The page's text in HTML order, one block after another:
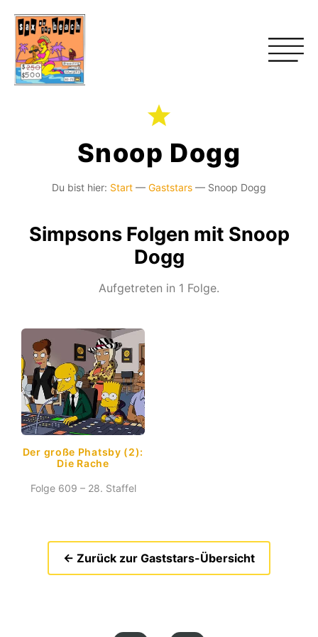
Snoop Dogg
Du bist hier: Start — Gaststars — Snoop Dogg
Simpsons Folgen mit Snoop
Dogg
Aufgetreten in 1 Folge.
Der große Phatsby (2):
Die Rache
Folge 609 – 28. Staffel
← Zurück zur Gaststars-Übersicht